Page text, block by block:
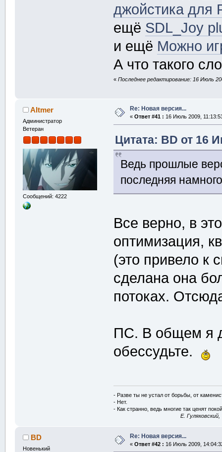
джойстика для
ещё SDL_Joy
и ещё Можно
А что такого
«Последнее редактирование: 16 Июль
Altmer
Администратор
Ветеран
Сообщений: 4222
Re: Новая версия...
« Ответ #41 : 16 Июль 2009,
Цитата: BD от 16
Ведь прошлые
последняя
Все верно, в
оптимизация,
(это привело к
сделана она
потоках.
ПС. В общем я
обессудьте.
- Разве ты не устал от борьбы, от
- Нет.
- Как странно, ведь многие так ценят
E.
BD
Новенький
Re: Новая версия...
« Ответ #42 : 16 Июль 2009,